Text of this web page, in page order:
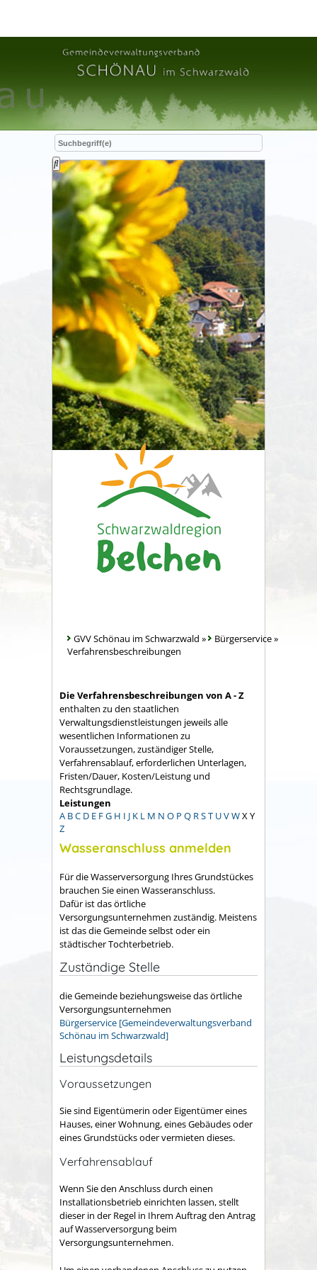
GVV Schönau im Schwarzwald » Bürgerservice»
Verfahrensbeschreibungen
Die Verfahrensbeschreibungen von A - Z
enthalten zu den staatlichen
Verwaltungsdienstleistungen jeweils alle
wesentlichen Informationen zu
Voraussetzungen, zuständiger Stelle,
Verfahrensablauf, erforderlichen Unterlagen,
Fristen/Dauer, Kosten/Leistung und
Rechtsgrundlage.
Leistungen
A BC D E FG H I J K L M N O P Q RST UVWX Y
Z
Wasseranschluss anmelden
Für die Wasserversorgung Ihres Grundstückes
brauchen Sie einen Wasseranschluss.
Dafür ist das örtliche
Versorgungsunternehmen zuständig. Meistens
ist das die Gemeinde selbst oder ein
städtischer Tochterbetrieb.
Zuständige Stelle
die Gemeinde beziehungsweise das örtliche
Versorgungsunternehmen
Bürgerservice [Gemeindeverwaltungsverband
Schönau im Schwarzwald]
Leistungsdetails
Voraussetzungen
Sie sind Eigentümerin oder Eigentümer eines
Hauses, einer Wohnung, eines Gebäudes oder
eines Grundstücks oder vermieten dieses.
Verfahrensablauf
Wenn Sie den Anschluss durch einen
Installationsbetrieb einrichten lassen, stellt
dieser in der Regel in Ihrem Auftrag den Antrag
auf Wasserversorgung beim
Versorgungsunternehmen.